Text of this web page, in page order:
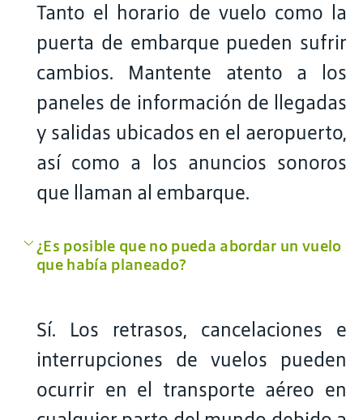
Tanto el horario de vuelo como la
puerta de embarque pueden sufrir
cambios. Mantente atento a los
paneles de información de llegadas
y salidas ubicados en el aeropuerto,
así como a los anuncios sonoros
que llaman al embarque.
¿Es posible que no pueda abordar un vuelo
que había planeado?
Sí. Los retrasos, cancelaciones e
interrupciones de vuelos pueden
ocurrir en el transporte aéreo en